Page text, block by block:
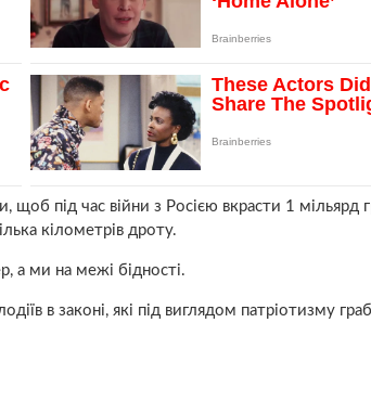
щоб під час війни з Росією вкрасти 1 мільярд
кілометрів дроту.
а ми на межі бідності.
в законі, які під виглядом патріотизму